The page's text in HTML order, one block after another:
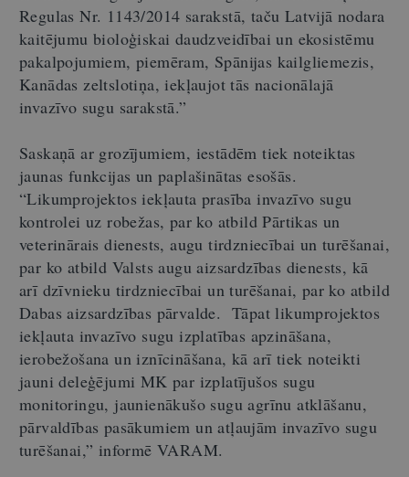
Regulas Nr. 1143/2014 sarakstā, taču Latvijā nodara
kaitējumu bioloģiskai daudzveidībai un ekosistēmu
pakalpojumiem, piemēram, Spānijas kailgliemezis,
Kanādas zeltslotiņa, iekļaujot tās nacionālajā
invazīvo sugu sarakstā.”
Saskaņā ar grozījumiem, iestādēm tiek noteiktas
jaunas funkcijas un paplašinātas esošās.
“Likumprojektos iekļauta prasība invazīvo sugu
kontrolei uz robežas, par ko atbild Pārtikas un
veterinārais dienests, augu tirdzniecībai un turēšanai,
par ko atbild Valsts augu aizsardzības dienests, kā
arī dzīvnieku tirdzniecībai un turēšanai, par ko atbild
Dabas aizsardzības pārvalde. Tāpat likumprojektos
iekļauta invazīvo sugu izplatības apzināšana,
ierobežošana un iznīcināšana, kā arī tiek noteikti
jauni deleģējumi MK par izplatījušos sugu
monitoringu, jaunienākušo sugu agrīnu atklāšanu,
pārvaldības pasākumiem un atļaujām invazīvo sugu
turēšanai,” informē VARAM.